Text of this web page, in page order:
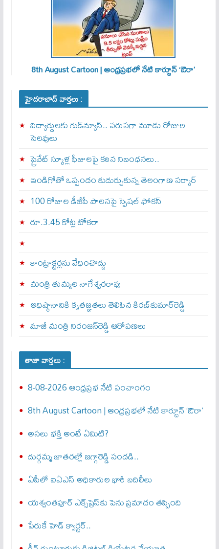
8th August Cartoon | ఆంధ్రప్రభలో నేటి కార్టూన్ ‘ఔరా’
హైదరాబాద్ వార్తలు :
విద్యార్థులకు గుడ్‌న్యూస్.. వరుసగా మూడు రోజుల
సెలవులు
ప్రైవేట్ స్కూళ్ల ఫీజులపై కఠిన నిబంధనలు..
ఇండిగోతో ఒప్పందం కుదుర్చుకున్న తెలంగాణ స‌ర్కార్
100 రోజుల డీజీపీ పాలనపై స్పెషల్ ఫోకస్
రూ.3.45 కోట్ల టోకరా
కాంట్రాక్టర్లను వేధించొద్దు
మంత్రి తుమ్మల నాగేశ్వరరావు
అధిష్ఠానానికి కృతజ్ఞతలు తెలిపిన కిరణ్‌కుమార్‌రెడ్డి
మాజీ మంత్రి నిరంజన్‌రెడ్డి ఆరోపణలు
తాజా వార్తలు :
8-08-2026 ఆంధ్రప్రభ నేటి పంచాంగం
8th August Cartoon | ఆంధ్రప్రభలో నేటి కార్టూన్ ‘ఔరా’
అసలు భక్తి అంటే ఏమిటి?
దుర్గమ్మ జాతరల్లో జగ్గారెడ్డి సందడి..
ఏపీలో ఐఏఎస్ అధికారుల భారీ బదిలీలు
యశ్వంతపూర్ ఎక్స్‌ప్రెస్‌కు పెను ప్రమాదం తప్పింది
పేరుకే హెడ్ క్వార్టర్..